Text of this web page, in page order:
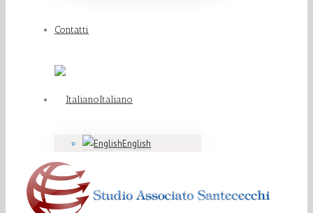
Contatti
Italiano
English